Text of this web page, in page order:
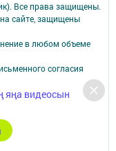
яңа видеосын
Все права защищены.
сайте, защищены
в любом объеме
согласия
печати и массовым
по надзору в сфере